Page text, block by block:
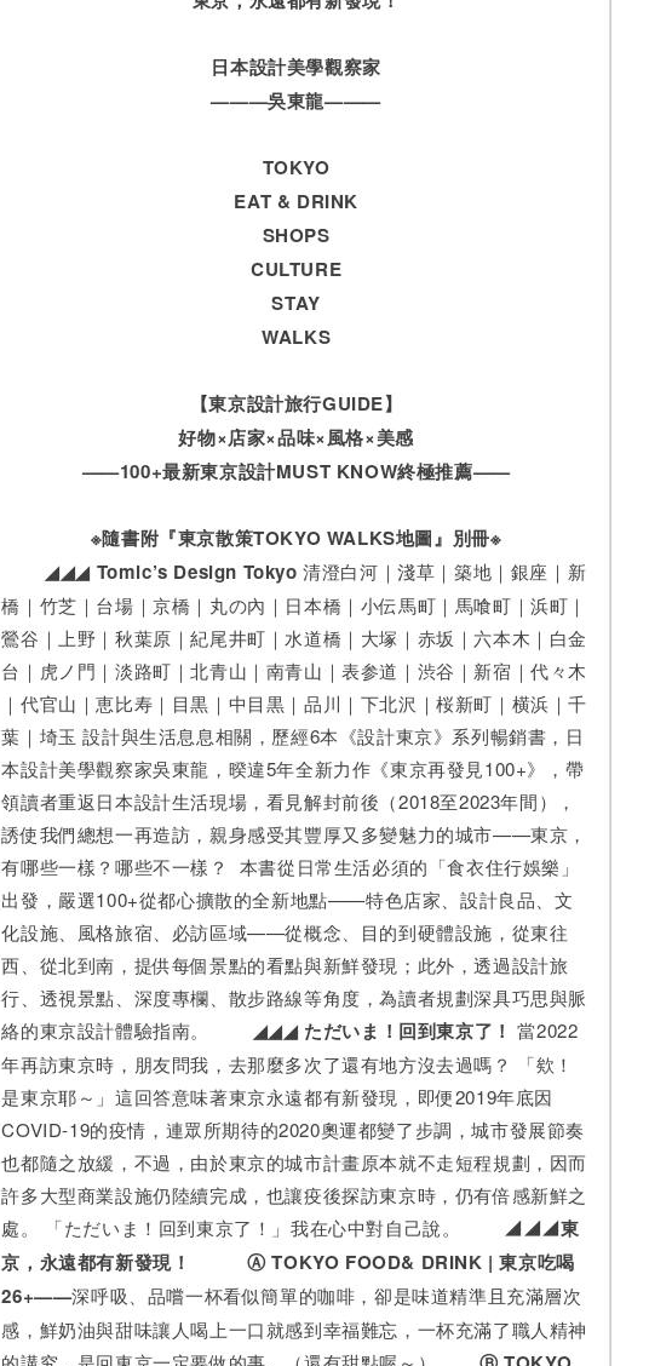
日本設計美學觀察家
———吳東龍———
TOKYO
EAT & DRINK
SHOPS
CULTURE
STAY
WALKS
【東京設計旅行GUIDE】
好物×店家×品味×風格×美感
——100+最新東京設計MUST KNOW終極推薦——
※隨書附『東京散策TOKYO WALKS地圖』別冊※
◢◢◢ Tomic’s Design Tokyo 清澄白河｜淺草｜築地｜銀座｜新
橋｜竹芝｜台場｜京橋｜丸の內｜日本橋｜小伝馬町｜馬喰町｜浜町｜
鶯谷｜上野｜秋葉原｜紀尾井町｜水道橋｜大塚｜赤坂｜六本木｜白金
台｜虎ノ門｜淡路町｜北青山｜南青山｜表参道｜渋谷｜新宿｜代々木
｜代官山｜恵比寿｜目黒｜中目黒｜品川｜下北沢｜桜新町｜横浜｜千
葉｜埼玉 設計與生活息息相關，歷經6本《設計東京》系列暢銷書，日
本設計美學觀察家吳東龍，暌違5年全新力作《東京再發見100+》，帶
領讀者重返日本設計生活現場，看見解封前後（2018至2023年間），
誘使我們總想一再造訪，親身感受其豐厚又多變魅力的城市——東京，
有哪些一樣？哪些不一樣？ 本書從日常生活必須的「食衣住行娛樂」
出發，嚴選100+從都心擴散的全新地點——特色店家、設計良品、文
化設施、風格旅宿、必訪區域——從概念、目的到硬體設施，從東往
西、從北到南，提供每個景點的看點與新鮮發現；此外，透過設計旅
行、透視景點、深度專欄、散步路線等角度，為讀者規劃深具巧思與脈
絡的東京設計體驗指南。
◢◢◢ ただいま！回到東京了！ 當2022
年再訪東京時，朋友問我，去那麼多次了還有地方沒去過嗎？ 「欸！
是東京耶～」這回答意味著東京永遠都有新發現，即便2019年底因
COVID-19的疫情，連眾所期待的2020奧運都變了步調，城市發展節奏
也都隨之放緩，不過，由於東京的城市計畫原本就不走短程規劃，因而
許多大型商業設施仍陸續完成，也讓疫後探訪東京時，仍有倍感新鮮之
處。 「ただいま！回到東京了！」我在心中對自己說。
◢◢◢東
京，永遠都有新發現！
Ⓐ TOKYO FOOD& DRINK | 東京吃喝
26+——深呼吸、品嚐一杯看似簡單的咖啡，卻是味道精準且充滿層次
感，鮮奶油與甜味讓人喝上一口就感到幸福難忘，一杯充滿了職人精神